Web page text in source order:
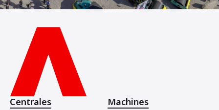
Centrales Machines